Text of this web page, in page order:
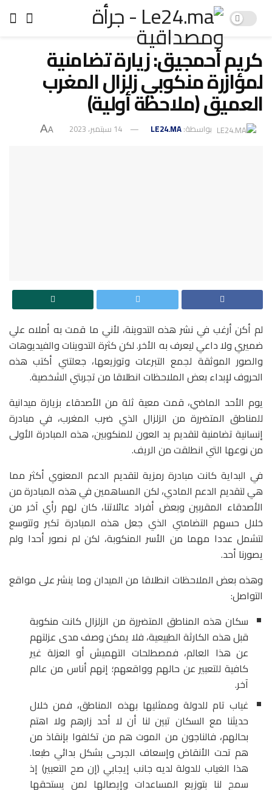
كريم أحمجيق: زيارة تضامنية
لمؤازرة منكوبي زلزال المغرب
العميق (ملاحظة أولية)
بواسطة:LE24.MA 14 سبتمبر، 2023 A
A
لم أكن أرغب في نشر هذه التدوينة، لأني ما قمت به أملاه علي
ضميري ولا داعي ليعرف به الأخر. لكن كثرة التدوينات والفيديوهات
والصور الموثقة لجمع التبرعات وتوزيعها، جعلتني أكتب هذه
الحروف لإبداء بعض الملاحظات انطلاقا من تجربتي الشخصية.
يوم الأحد الماضي، قمت معية ثلة من الأصدقاء بزيارة ميدانية
للمناطق المتضررة من الزلزال الذي ضرب المغرب، في مبادرة
إنسانية تضامنية لتقديم يد العون للمنكوبين، هذه المبادرة الأولى
من نوعها التي انطلقت من الريف.
في البداية كانت مبادرة رمزية لتقديم الدعم المعنوي أكثر مما
هي لتقديم الدعم المادي، لكن المساهمين في هذه المبادرة من
الأصدقاء المقربين وبعض أفراد عائلاتنا، كان لهم رأي آخر من
خلال حسهم التضامني الذي جعل هذه المبادرة تكبر وتتوسع
لتشمل عددا مهما من الأسر المنكوبة، لكن لم نصور أحدا ولم
يصورنا أحد.
وهذه بعض الملاحظات انطلاقا من الميدان وما ينشر على مواقع
التواصل:
سكان هذه المناطق المتضررة من الزلزال كانت منكوبة
قبل هذه الكارثة الطبيعية، فلا يمكن وصف مدى عزلتهم
عن هذا العالم، فمصطلحات التهميش أو العزلة غير
كافية للتعبير عن حالهم وواقعهم؛ إنهم أناس من عالم
آخر.
غياب تام للدولة وممثليها بهذه المناطق، فمن خلال
حديثنا مع السكان تبين لنا أن لا أحد زارهم ولا اهتم
بحالهم، فالناجون من الموت هم من تكلفوا بإنقاذ من
هم تحت الأنقاض وإسعاف الجرحى بشكل بدائي طبعا.
هذا الغياب للدولة لديه جانب إيجابي (إن صح التعبير) إذ
سمح لنا بتوزيع المساعدات وإيصالها لمن يستحقها